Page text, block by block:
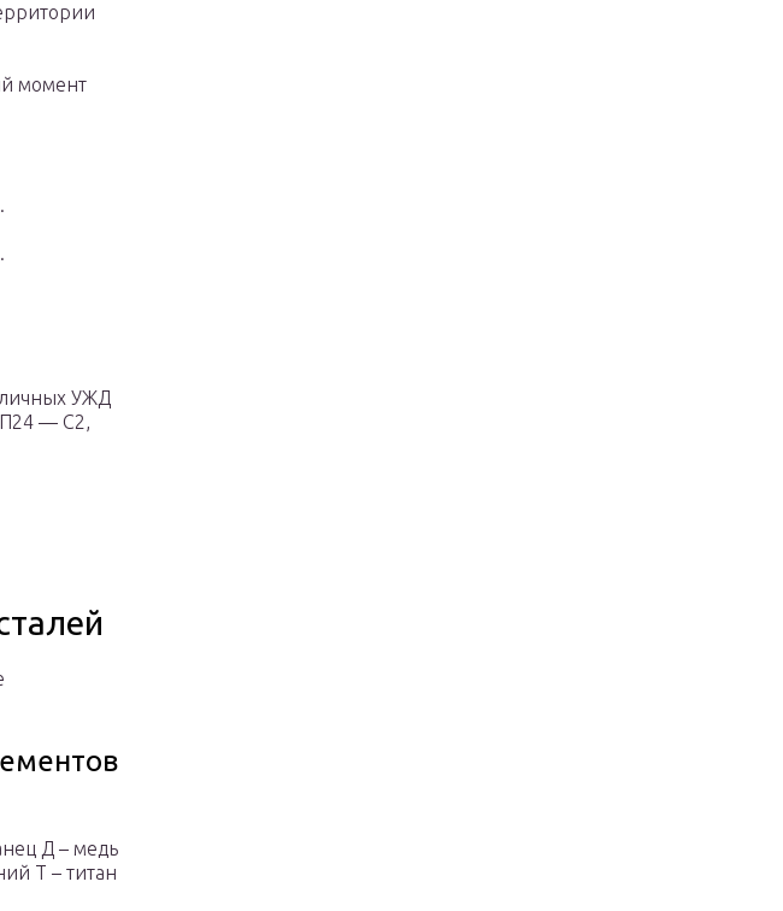
момент
УЖД
— C2,
Д – медь
Т – титан